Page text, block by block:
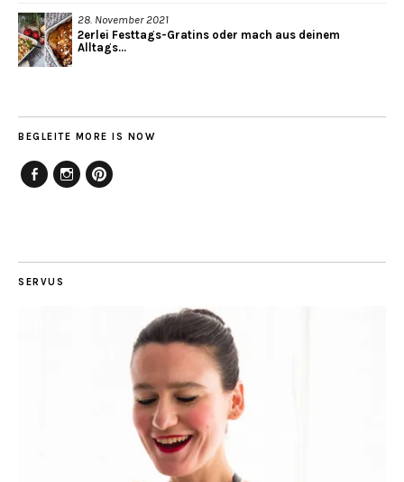
28. November 2021
2erlei Festtags-Gratins oder mach aus deinem
Alltags...
BEGLEITE MORE IS NOW
SERVUS